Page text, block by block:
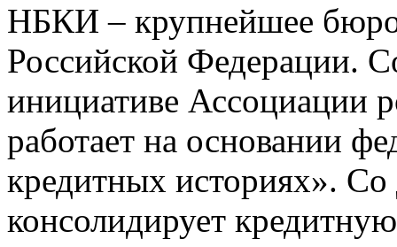
НБКИ – крупнейшее
Российской Федерации.
инициативе Ассоциации
работает на основании
кредитных историях».
консолидирует